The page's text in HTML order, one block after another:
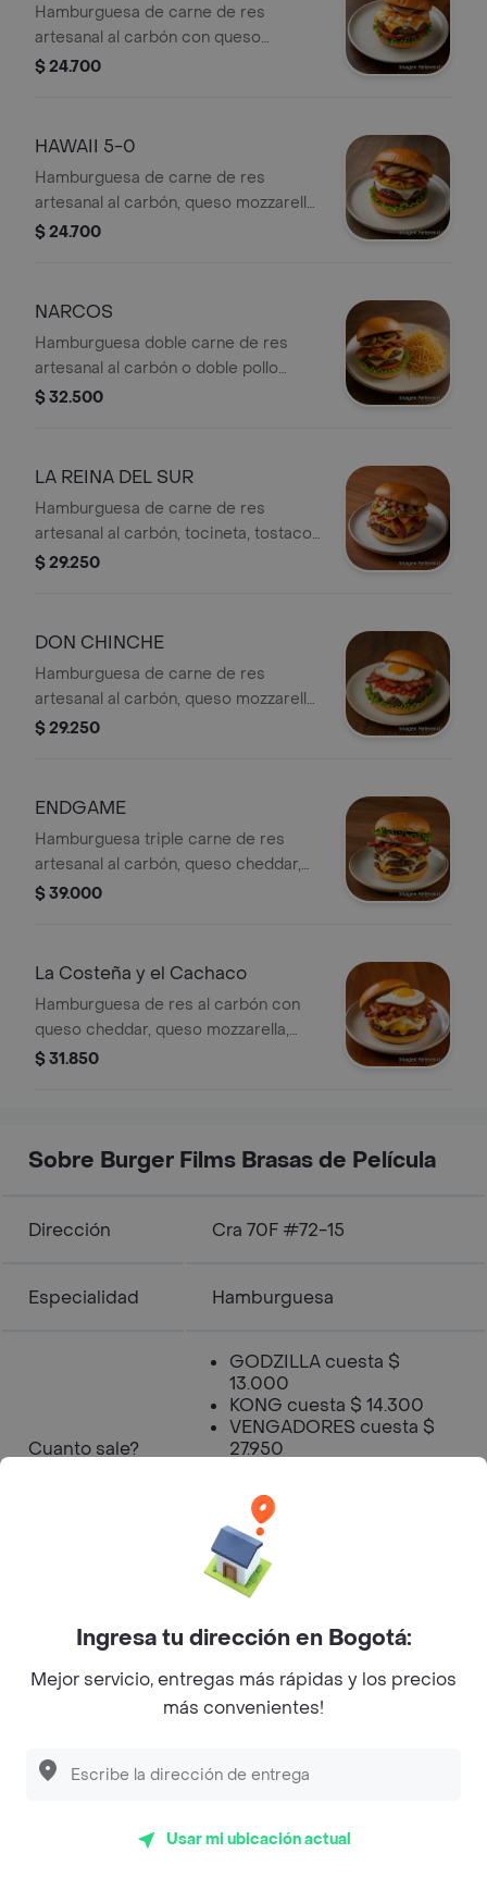
Hamburguesa de carne de res
artesanal al carbón con queso
mozzarella, queso cheddar, salsa de
$ 24.700
HAWAII 5-0
Hamburguesa de carne de res
artesanal al carbón, queso mozzarella,
rodaja de piña asada, tocineta,
$ 24.700
NARCOS
Hamburguesa doble carne de res
artesanal al carbón o doble pollo
apanado o mixta, champiñones
mozzarella, papita cabello de ángel,
$ 32.500
LA REINA DEL SUR
Hamburguesa de carne de res
artesanal al carbón, tocineta, tostacos
picantes, guacamole, pico de gallo y
$ 29.250
DON CHINCHE
Hamburguesa de carne de res
artesanal al carbón, queso mozzarella,
huevo frito, tocineta, hogao y lechuga.
$ 29.250
ENDGAME
Hamburguesa triple carne de res
artesanal al carbón, queso cheddar,
queso mozzarella, doble tocineta,
$ 39.000
La Costeña y el Cachaco
Hamburguesa de res al carbón con
queso cheddar, queso mozzarella,
queso costeño asado, tocineta, hogao
$ 31.850
Sobre Burger Films Brasas de Película
Dirección Cra 70F #72-15
Especialidad Hamburguesa
Cuanto sale?
GODZILLA cuesta $
13.000
KONG cuesta $ 14.300
VENGADORES cuesta $
27.950
$ 33.150
TRANSFORMERS cuesta $
18.200
Apertura
Horario de
21:00:00
Burger Films Brasas de Película
Ingresa tu dirección en Bogotá:
Mejor servicio, entregas más rápidas y los precios
más convenientes!
Usar mi ubicación actual